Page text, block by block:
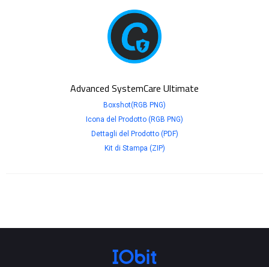
Advanced SystemCare Ultimate
Boxshot(RGB PNG)
Icona del Prodotto (RGB PNG)
Dettagli del Prodotto (PDF)
Kit di Stampa (ZIP)